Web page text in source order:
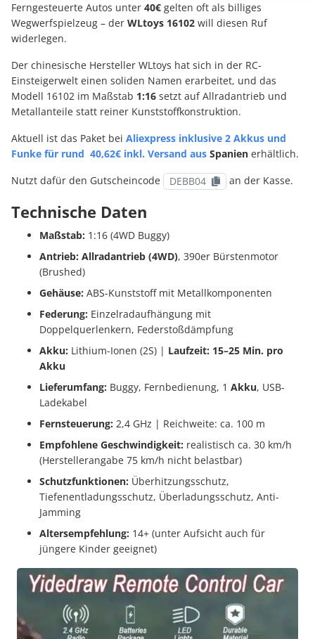
Ferngesteuerte Autos unter 40€ gelten oft als billiges
Wegwerfspielzeug – der WLtoys 16102 will diesen Ruf
widerlegen.
Der chinesische Hersteller WLtoys hat sich in der RC-
Einsteigerwelt einen soliden Namen erarbeitet, und das
Modell 16102 im Maßstab 1:16 setzt auf Allradantrieb und
Metallanteile statt reiner Kunststoffkonstruktion.
Aktuell ist das Paket bei Aliexpress inklusive 2 Akkus und
Funke für rund 40,62€ inkl. Versand aus Spanien erhältlich.
Nutzt dafür den Gutscheincode
DEBB04 an der Kasse.
Technische Daten
Maßstab: 1:16 (4WD Buggy)
Antrieb: Allradantrieb (4WD), 390er Bürstenmotor
(Brushed)
Gehäuse: ABS-Kunststoff mit Metallkomponenten
Federung: Einzelradaufhängung mit
Doppelquerlenkern, Federstoßdämpfung
Akku: Lithium-Ionen (2S) | Laufzeit: 15–25 Min. pro
Akku
Lieferumfang: Buggy, Fernbedienung, 1 Akku, USB-
Ladekabel
Fernsteuerung: 2,4 GHz | Reichweite: ca. 100 m
Empfohlene Geschwindigkeit: realistisch ca. 30 km/h
(Herstellerangabe 75 km/h nicht belastbar)
Schutzfunktionen: Überhitzungsschutz,
Tiefenentladungsschutz, Überladungsschutz, Anti-
Jamming
Altersempfehlung: 14+ (unter Aufsicht auch für
jüngere Kinder geeignet)